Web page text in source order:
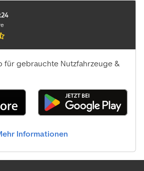
für gebrauchte Nutzfahrzeuge &
Informationen